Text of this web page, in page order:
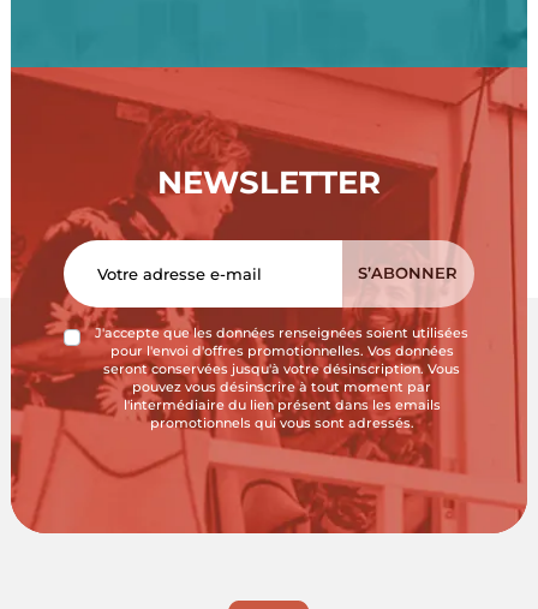
NEWSLETTER
J'accepte que les données renseignées soient utilisées
pour l'envoi d'offres promotionnelles. Vos données
seront conservées jusqu'à votre désinscription. Vous
pouvez vous désinscrire à tout moment par
l'intermédiaire du lien présent dans les emails
promotionnels qui vous sont adressés.